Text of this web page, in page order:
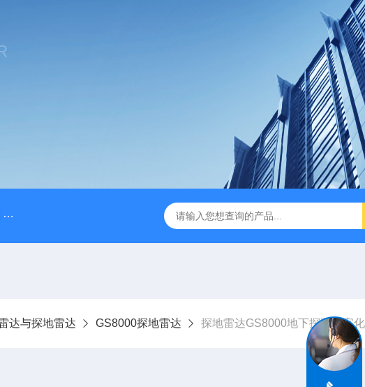
大疆升级版M350RTK行业无人机规格参数 Mavic 3T大疆热红外相
达与探地雷达 GS8000探地雷达 探地雷达GS8000地下探测数字